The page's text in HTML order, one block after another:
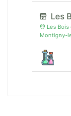
Les
Les
Montigny-